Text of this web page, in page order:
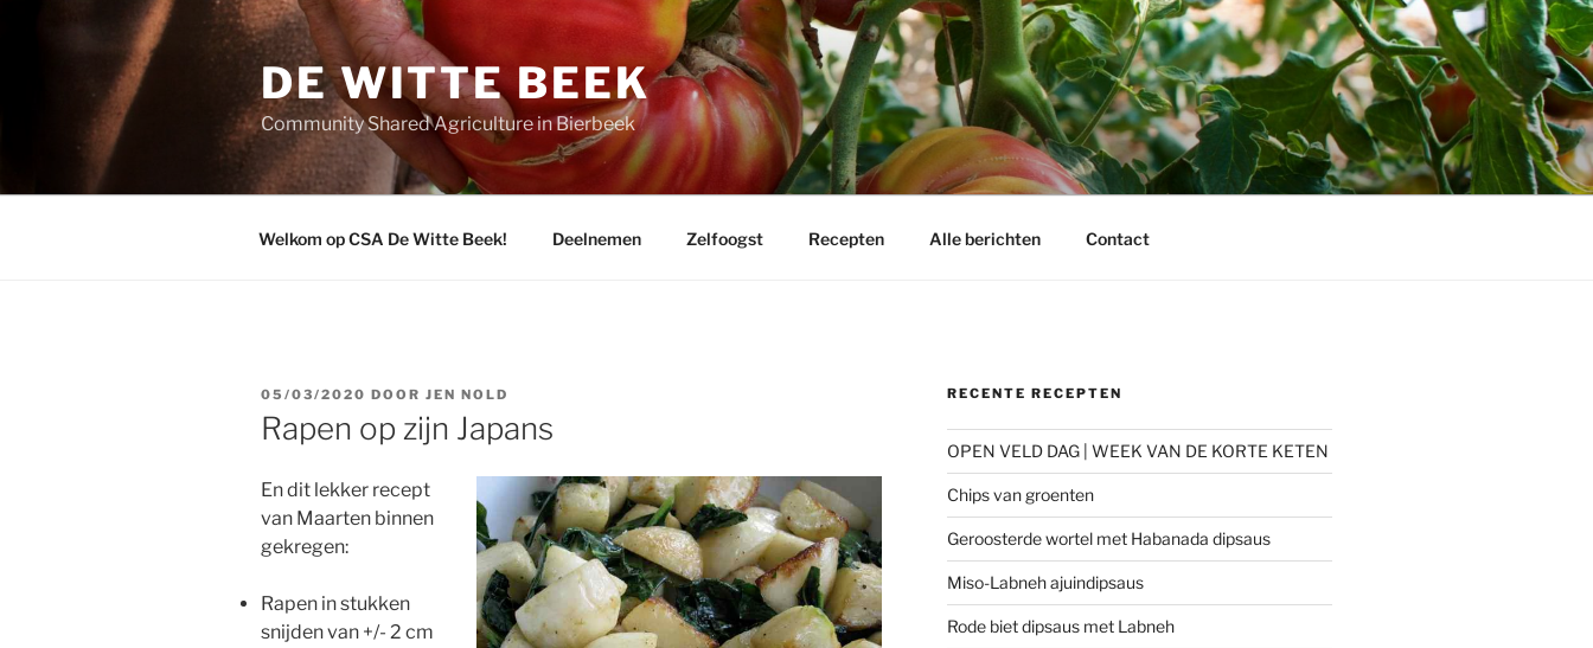
DE WITTE BEEK
Community Shared Agriculture in Bierbeek
Welkom op CSA De Witte Beek! Deelnemen Zelfoogst Recepten Alle berichten Contact
GEPLAATST
OP
05/03/2020 DOOR JEN NOLD
Rapen op zijn Japans
En dit lekker recept
van Maarten binnen
gekregen:
Rapen in stukken
snijden van +/- 2 cm
RECENTE RECEPTEN
OPEN VELD DAG | WEEK VAN DE KORTE KETEN
Chips van groenten
Geroosterde wortel met Habanada dipsaus
Miso-Labneh ajuindipsaus
Rode biet dipsaus met Labneh